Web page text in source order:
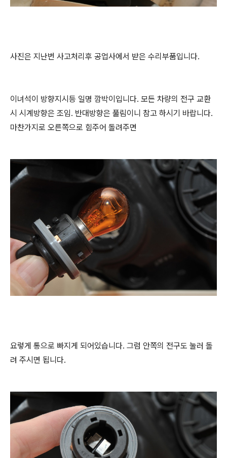
사진은 지난번 사고처리후 공업사에서 받은 수리부품입니다.
이녀석이 방향지시등 일명 깜박이입니다. 모든 차량의 전구 교환
시 시계방향은 조임. 반대방향은 풀림이니 참고 하시기 바랍니다.
마찬가지로 오른쪽으로 힘주어 돌려주면
요렇게 통으로 빠지게 되어있습니다. 그럼 안쪽의 전구도 눌러 돌
려 주시면 됩니다.